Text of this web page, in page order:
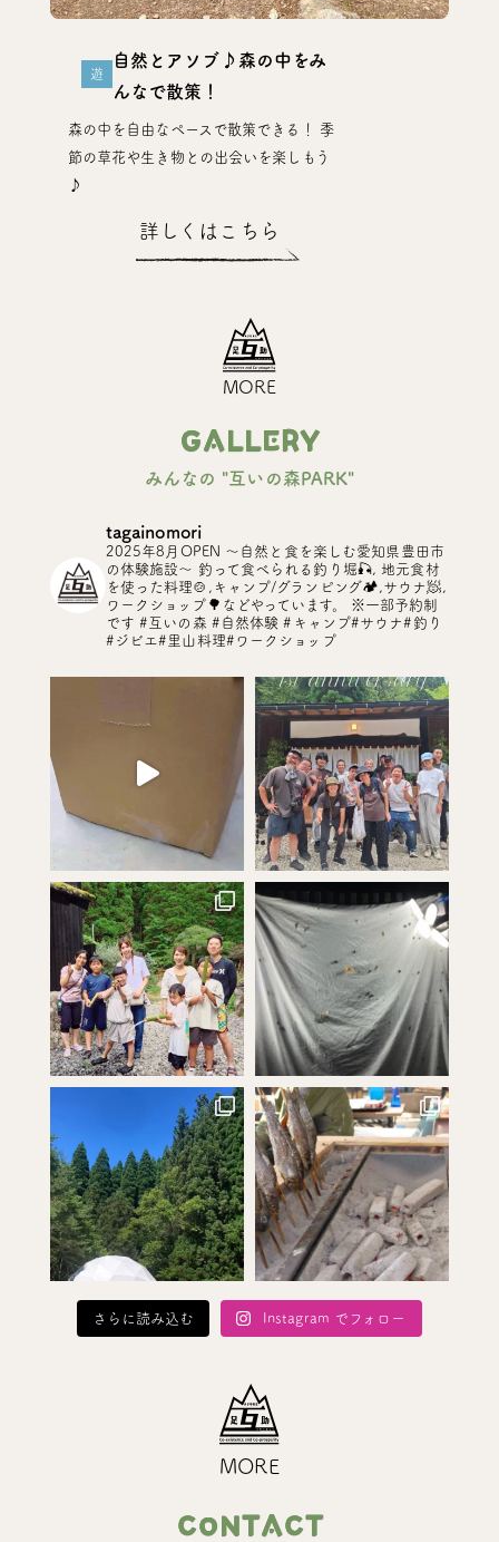
遊
自然とアソブ♪森の中をみ
んなで散策！
森の中を自由なペースで散策できる！ 季
節の草花や生き物との出会いを楽しもう
♪
詳しくはこちら
MORE
GALLERY
みんなの "互いの森PARK"
tagainomori
2025年8月OPEN 〜自然と食を楽しむ愛知県豊田市
の体験施設〜 釣って食べられる釣り堀🎣, 地元食材
を使った料理🍲,キャンプ/グランピング🏕️,サウナ🧖,
ワークショップ🌳などやっています。
※一部予約制
です #互いの森 #自然体験 #キャンプ#サウナ#釣り
#ジビエ#里山料理#ワークショップ
さらに読み込む Instagram でフォロー
MORE
CONTACT